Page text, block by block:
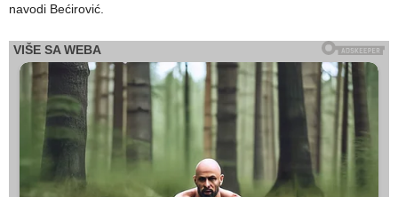
navodi Bećirović.